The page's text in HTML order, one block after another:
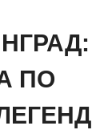
ПО